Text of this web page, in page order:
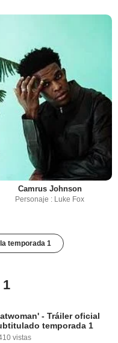
Camrus Johnson
Personaje : Luke Fox
temporada 1
- Tráiler oficial
temporada 1
vistas